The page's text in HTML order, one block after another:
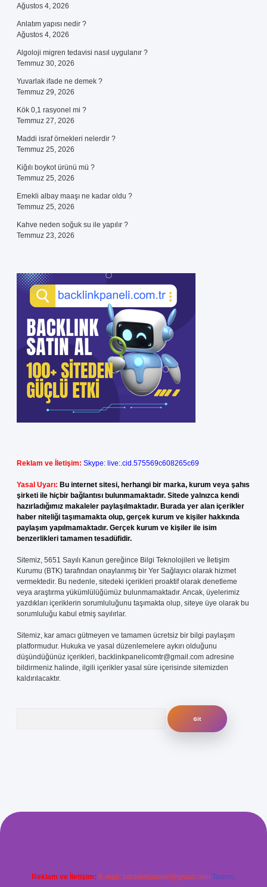
Ağustos 4, 2026
Anlatım yapısı nedir ?
Ağustos 4, 2026
Algoloji migren tedavisi nasıl uygulanır ?
Temmuz 30, 2026
Yuvarlak ifade ne demek ?
Temmuz 29, 2026
Kök 0,1 rasyonel mi ?
Temmuz 27, 2026
Maddi israf örnekleri nelerdir ?
Temmuz 25, 2026
Kiğılı boykot ürünü mü ?
Temmuz 25, 2026
Emekli albay maaşı ne kadar oldu ?
Temmuz 25, 2026
Kahve neden soğuk su ile yapılır ?
Temmuz 23, 2026
Reklam ve İletişim: Skype: live:.cid.575569c608265c69
Yasal Uyarı: Bu internet sitesi, herhangi bir marka, kurum veya şahıs
şirketi ile hiçbir bağlantısı bulunmamaktadır. Sitede yalnızca kendi
hazırladığımız makaleler paylaşılmaktadır. Burada yer alan içerikler
haber niteliği taşımamakta olup, gerçek kurum ve kişiler hakkında
paylaşım yapılmamaktadır. Gerçek kurum ve kişiler ile isim
benzerlikleri tamamen tesadüfidir.
Sitemiz, 5651 Sayılı Kanun gereğince Bilgi Teknolojileri ve İletişim
Kurumu (BTK) tarafından onaylanmış bir Yer Sağlayıcı olarak hizmet
vermektedir. Bu nedenle, sitedeki içerikleri proaktif olarak denetleme
veya araştırma yükümlülüğümüz bulunmamaktadır. Ancak, üyelerimiz
yazdıkları içeriklerin sorumluluğunu taşımakta olup, siteye üye olarak bu
sorumluluğu kabul etmiş sayılırlar.
Sitemiz, kar amacı gütmeyen ve tamamen ücretsiz bir bilgi paylaşım
platformudur. Hukuka ve yasal düzenlemelere aykırı olduğunu
düşündüğünüz içerikleri, backlinkpanelicomtr@gmail.com adresine
bildirmeniz halinde, ilgili içerikler yasal süre içerisinde sitemizden
kaldırılacaktır.
Reklam ve İletişim: E-mail: backlinkpaneli@gmail.com Teams: